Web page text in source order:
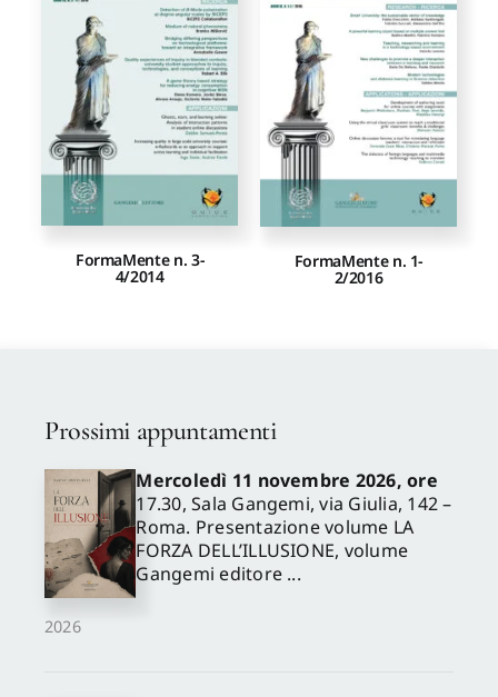
Proposte di pubblicazione
Gangemi Editore
Newsletter
FormaMente n. 3-
4/2014
FormaMente n. 1-
2/2016
Prossimi appuntamenti
2026
Mercoledì 11 novembre 2026, ore
17.30, Sala Gangemi, via Giulia, 142 –
Roma. Presentazione volume LA
FORZA DELL’ILLUSIONE, volume
Gangemi editore ...